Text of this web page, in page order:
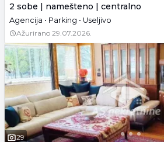
2 sobe | namešteno | centralno
Agencija • Parking • Useljivo
Ažurirano 29.07.2026.
29